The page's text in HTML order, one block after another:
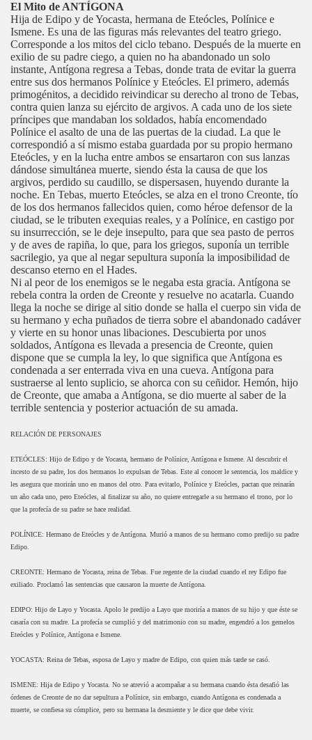
El Mito de ANTÍGONA
Hija de Edipo y de Yocasta, hermana de Eteócles, Polínice e
Ismene. Es una de las figuras más relevantes del teatro griego.
Corresponde a los mitos del ciclo tebano. Después de la muerte en
exilio de su padre ciego, a quien no ha abandonado un solo
instante, Antígona regresa a Tebas, donde trata de evitar la guerra
entre sus dos hermanos Polínice y Eteócles. El primero, además
primogénitos, a decidido reivindicar su derecho al trono de Tebas,
contra quien lanza su ejército de argivos. A cada uno de los siete
príncipes que mandaban los soldados, había encomendado
Polínice el asalto de una de las puertas de la ciudad. La que le
correspondió a sí mismo estaba guardada por su propio hermano
Eteócles, y en la lucha entre ambos se ensartaron con sus lanzas
dándose simultánea muerte, siendo ésta la causa de que los
argivos, perdido su caudillo, se dispersasen, huyendo durante la
noche. En Tebas, muerto Eteócles, se alza en el trono Creonte, tío
de los dos hermanos fallecidos quien, como héroe defensor de la
ciudad, se le tributen exequias reales, y a Polínice, en castigo por
su insurrección, se le deje insepulto, para que sea pasto de perros
y de aves de rapiña, lo que, para los griegos, suponía un terrible
sacrilegio, ya que al negar sepultura suponía la imposibilidad de
descanso eterno en el Hades.
Ni al peor de los enemigos se le negaba esta gracia. Antígona se
rebela contra la orden de Creonte y resuelve no acatarla. Cuando
llega la noche se dirige al sitio donde se halla el cuerpo sin vida de
su hermano y echa puñados de tierra sobre el abandonado cadáver
y vierte en su honor unas libaciones. Descubierta por unos
soldados, Antígona es llevada a presencia de Creonte, quien
dispone que se cumpla la ley, lo que significa que Antígona es
condenada a ser enterrada viva en una cueva. Antígona para
sustraerse al lento suplicio, se ahorca con su ceñidor. Hemón, hijo
de Creonte, que amaba a Antígona, se dio muerte al saber de la
terrible sentencia y posterior actuación de su amada.
RELACIÓN DE PERSONAJES
ETEÓCLES: Hijo de Edipo y de Yocasta, hermano de Polínice, Antígona e Ismene. Al descubrir el
incesto de su padre, los dos hermanos lo expulsan de Tebas. Este al conocer le sentencia, los maldice y
les asegura que morirán uno en manos del otro. Para evitarlo, Polínice y Eteócles, pactan que reinarán
un año cada uno, pero Eteócles, al finalizar su año, no quiere entregarle a su hermano el trono, por lo
que la profecía de su padre se hace realidad.
POLÍNICE: Hermano de Eteócles y de Antígona. Murió a manos de su hermano como predijo su padre
Edipo.
CREONTE: Hermano de Yocasta, reina de Tebas. Fue regente de la ciudad cuando el rey Edipo fue
exiliado. Proclamó las sentencias que causaron la muerte de Antígona.
EDIPO: Hijo de Layo y Yocasta. Apolo le predijo a Layo que moriría a manos de su hijo y que éste se
casaría con su madre. La profecía se cumplió y del matrimonio con su madre, engendró a los gemelos
Eteócles y Polínice, Antígona e Ismene.
YOCASTA: Reina de Tebas, esposa de Layo y madre de Edipo, con quien más tarde se casó.
ISMENE: Hija de Edipo y Yocasta. No se atrevió a acompañar a su hermana cuando ésta desafió las
órdenes de Creonte de no dar sepultura a Polínice, sin embargo, cuando Antígona es condenada a
muerte, se confiesa su cómplice, pero su hermana la desmiente y le dice que debe vivir.